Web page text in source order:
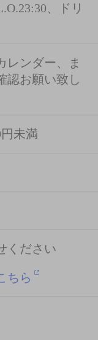
、ドリ
レンダー、ま
認お願い致し
未満
ください
ちら